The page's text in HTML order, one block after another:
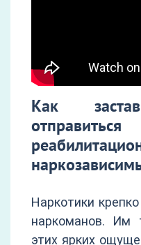
Как
Наркотики
наркоманов. Им
этих ярких